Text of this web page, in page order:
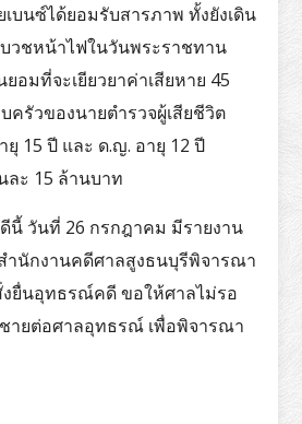
เบนซ์ได้ยอมรับสารภาพ ทั้งยังเดิน
วชหน้าไฟในวันพระราชทาน
อมที่จะเยียวยาค่าเสียหาย 45
ครัวของนายตำรวจผู้เสียชีวิต
15 ปี และ ด.ญ. อายุ 12 ปี
ละ 15 ล้านบาท
วันที่ 26 กรกฎาคม มีรายงาน
ำนักงานคดีศาลสูงธนบุรีพิจารณา
งยื่นอุทธรณ์คดี ขอให้ศาลไม่รอ
ายต่อศาลอุทธรณ์ เพื่อพิจารณา